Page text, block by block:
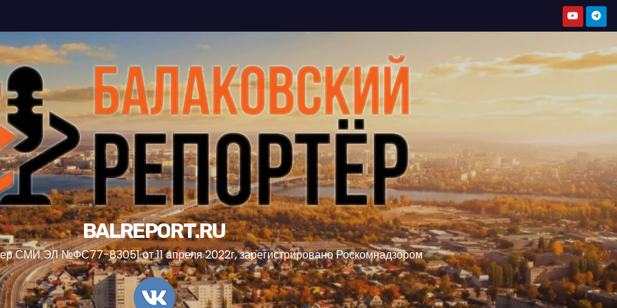
BALREPORT.RU
СМИ ЭЛ №ФС77-83051 от 11 апреля 2022г, зарегистрировано Роскомнадзором